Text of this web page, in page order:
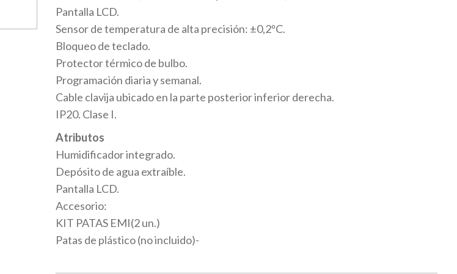
Pantalla LCD.
Sensor de temperatura de alta precisión: ±0,2ºC.
Bloqueo de teclado.
Protector térmico de bulbo.
Programación diaria y semanal.
Cable clavija ubicado en la parte posterior inferior derecha.
IP20. Clase I.
Atributos
Humidificador integrado.
Depósito de agua extraíble.
Pantalla LCD.
Accesorio:
KIT PATAS EMI(2 un.)
Patas de plástico (no incluido)-